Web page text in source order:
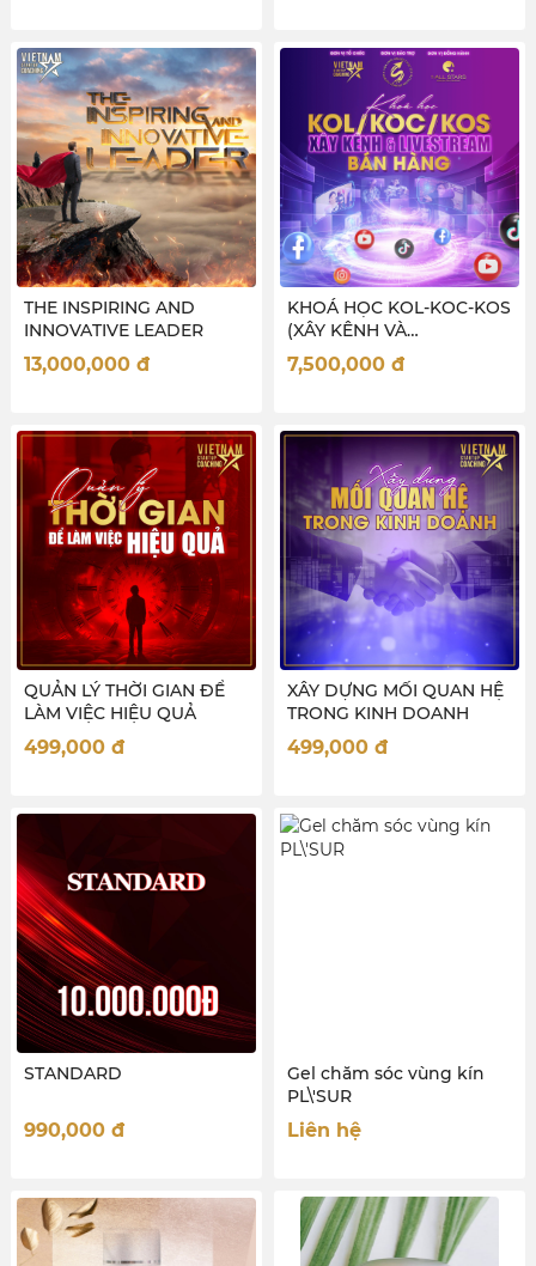
THE INSPIRING AND
INNOVATIVE LEADER
13,000,000 đ
KHOÁ HỌC KOL-KOC-KOS
(XÂY KÊNH VÀ
LIVESTREAM BÁN HÀNG)
7,500,000 đ
QUẢN LÝ THỜI GIAN ĐỂ
LÀM VIỆC HIỆU QUẢ
499,000 đ
XÂY DỰNG MỐI QUAN HỆ
TRONG KINH DOANH
499,000 đ
STANDARD
990,000 đ
Gel chăm sóc vùng kín
PL\'SUR
Liên hệ